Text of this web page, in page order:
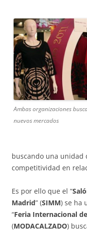
Ambas organizaciones
nuevos mercados
buscando una unidad
competitividad en
Es por ello que el “
Madrid” (SIMM) se ha
“Feria Internacional
(MODACALZADO)